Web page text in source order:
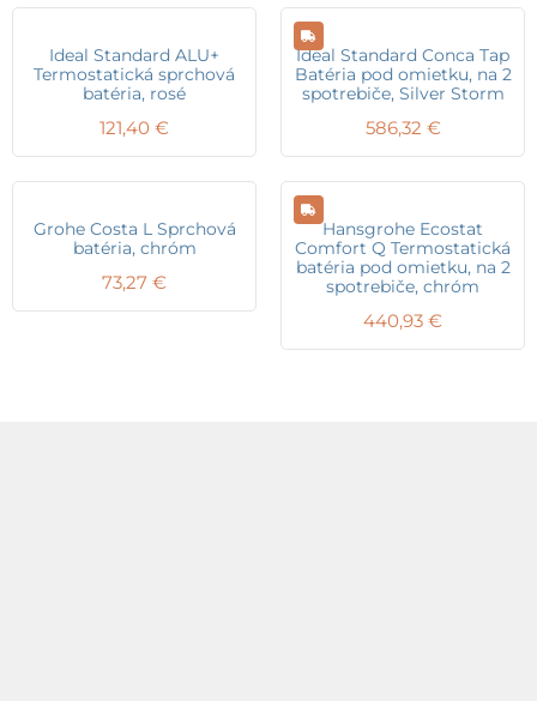
Ideal Standard ALU+
Termostatická sprchová
batéria, rosé
121,40 €
Ideal Standard Conca Tap
Batéria pod omietku, na 2
spotrebiče, Silver Storm
586,32 €
Grohe Costa L Sprchová
batéria, chróm
73,27 €
Hansgrohe Ecostat
Comfort Q Termostatická
batéria pod omietku, na 2
spotrebiče, chróm
440,93 €